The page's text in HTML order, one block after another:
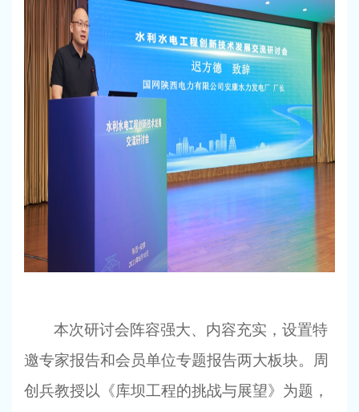
本次研讨会阵容强大、内容充实，设置特
邀专家报告和会员单位专题报告两大板块。周
创兵教授以《库坝工程的挑战与展望》为题，